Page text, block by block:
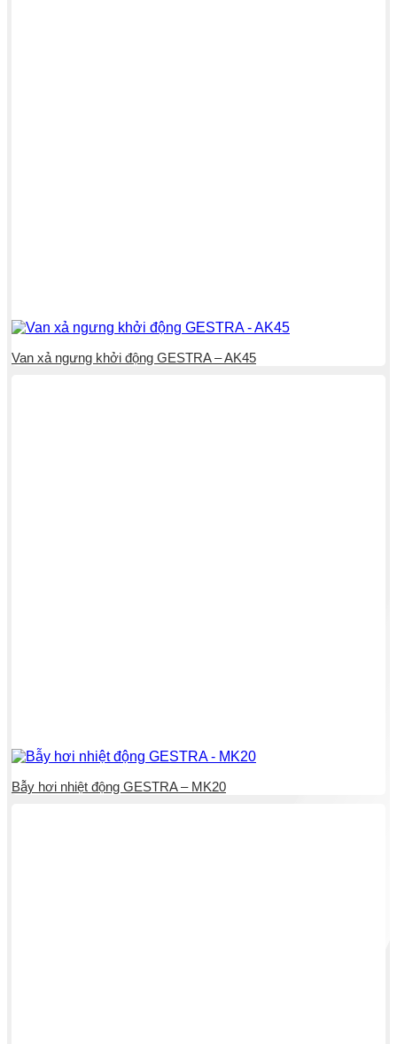
Van xả ngưng khởi động GESTRA – AK45
Bẫy hơi nhiệt động GESTRA – MK20